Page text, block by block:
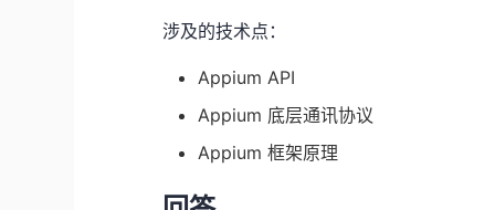
涉及的技术点：
Appium API
Appium 底层通讯协议
Appium 框架原理